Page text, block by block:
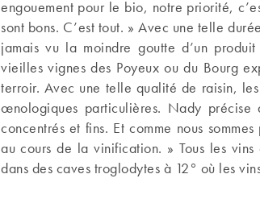
engouement pour le bio, notre priorité,
sont bons. C’est tout. » Avec une telle
jamais vu la moindre goutte d’un
vieilles vignes des Poyeux ou du Bourg
terroir. Avec une telle qualité de raisin,
œnologiques particulières. Nady
concentrés et fins. Et comme nous
au cours de la vinification. » Tous les
dans des caves troglodytes à 12° où les